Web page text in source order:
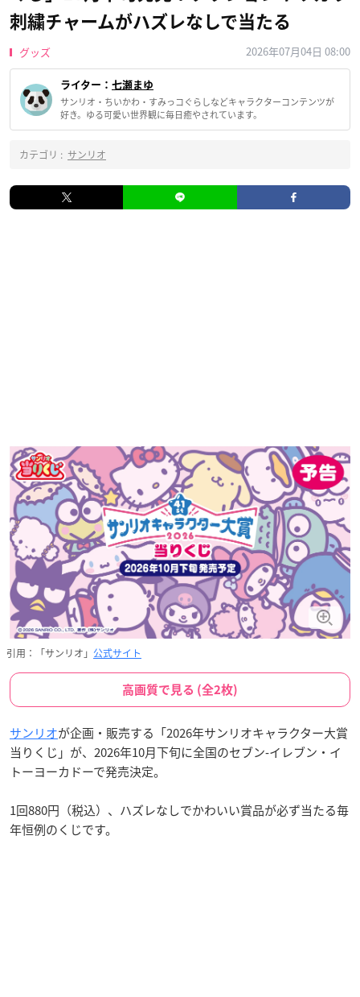
刺繍チャームがハズレなしで当たる
グッズ 2026年07月04日 08:00
ライター： 七瀬まゆ
サンリオ・ちいかわ・すみっコぐらしなどキャラクターコンテンツが
好き。ゆる可愛い世界観に毎日癒やされています。
カテゴリ : サンリオ
引用：「サンリオ」 公式サイト
高画質で見る (全2枚)
サンリオが企画・販売する「2026年サンリオキャラクター大賞
当りくじ」が、2026年10月下旬に全国のセブン‐イレブン・イ
トーヨーカドーで発売決定。
1回880円（税込）、ハズレなしでかわいい賞品が必ず当たる毎
年恒例のくじです。